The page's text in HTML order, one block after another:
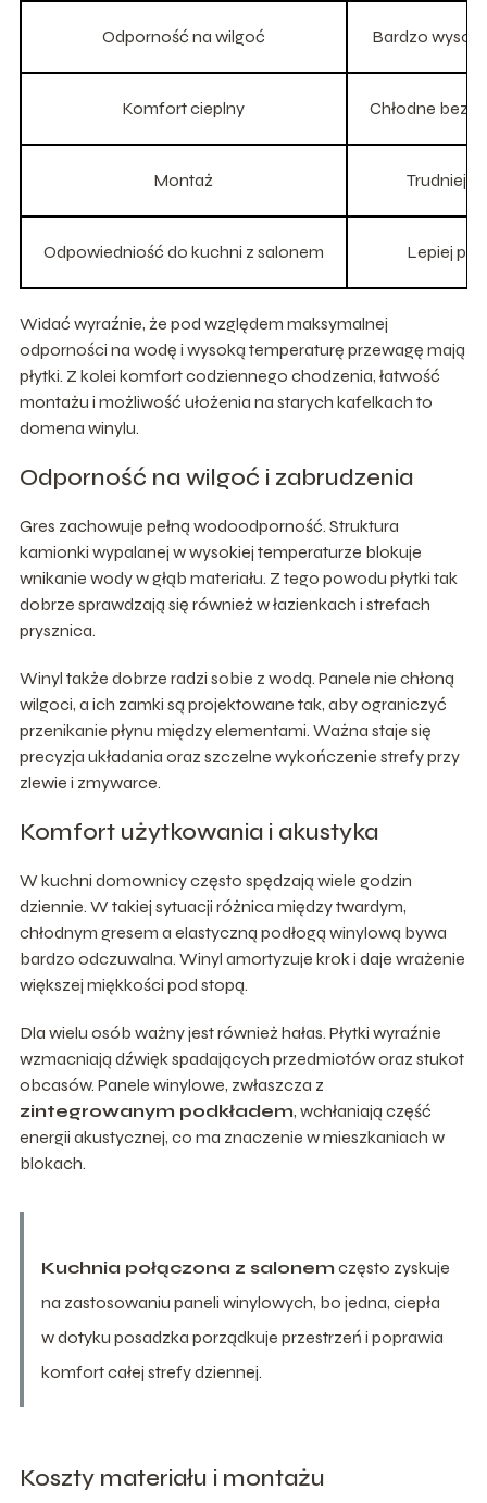
Odporność na wilgoć Bardzo
Komfort cieplny Chłodne bez
Montaż
Odpowiedniość do kuchni z salonem Lepiej
Widać wyraźnie, że pod względem maksymalnej
odporności na wodę i wysoką temperaturę przewagę mają
płytki. Z kolei komfort codziennego chodzenia, łatwość
montażu i możliwość ułożenia na starych kafelkach to
domena winylu.
Odporność na wilgoć i zabrudzenia
Gres zachowuje pełną wodoodporność. Struktura
kamionki wypalanej w wysokiej temperaturze blokuje
wnikanie wody w głąb materiału. Z tego powodu płytki tak
dobrze sprawdzają się również w łazienkach i strefach
prysznica.
Winyl także dobrze radzi sobie z wodą. Panele nie chłoną
wilgoci, a ich zamki są projektowane tak, aby ograniczyć
przenikanie płynu między elementami. Ważna staje się
precyzja układania oraz szczelne wykończenie strefy przy
zlewie i zmywarce.
Komfort użytkowania i akustyka
W kuchni domownicy często spędzają wiele godzin
dziennie. W takiej sytuacji różnica między twardym,
chłodnym gresem a elastyczną podłogą winylową bywa
bardzo odczuwalna. Winyl amortyzuje krok i daje wrażenie
większej miękkości pod stopą.
Dla wielu osób ważny jest również hałas. Płytki wyraźnie
wzmacniają dźwięk spadających przedmiotów oraz stukot
obcasów. Panele winylowe, zwłaszcza z
zintegrowanym podkładem, wchłaniają część
energii akustycznej, co ma znaczenie w mieszkaniach w
blokach.
Kuchnia połączona z salonem często zyskuje
na zastosowaniu paneli winylowych, bo jedna, ciepła
w dotyku posadzka porządkuje przestrzeń i poprawia
komfort całej strefy dziennej.
Koszty materiału i montażu